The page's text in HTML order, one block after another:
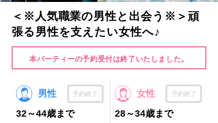
＜※人気職業の男性と出会う※＞頑
張る男性を支えたい女性へ♪
本パーティーの予約受付は終了いたしました。
男性 予約終了
32～44歳まで
女性 予約終了
28～34歳まで